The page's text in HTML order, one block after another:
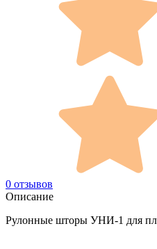
0 отзывов
Описание
Рулонные шторы УНИ-1 для